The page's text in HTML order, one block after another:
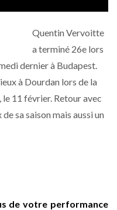
Quentin Vervoitte
a terminé 26e lors
dernier à Budapest.
à Dourdan lors de la
11 février. Retour avec
sa saison mais aussi un
de votre performance